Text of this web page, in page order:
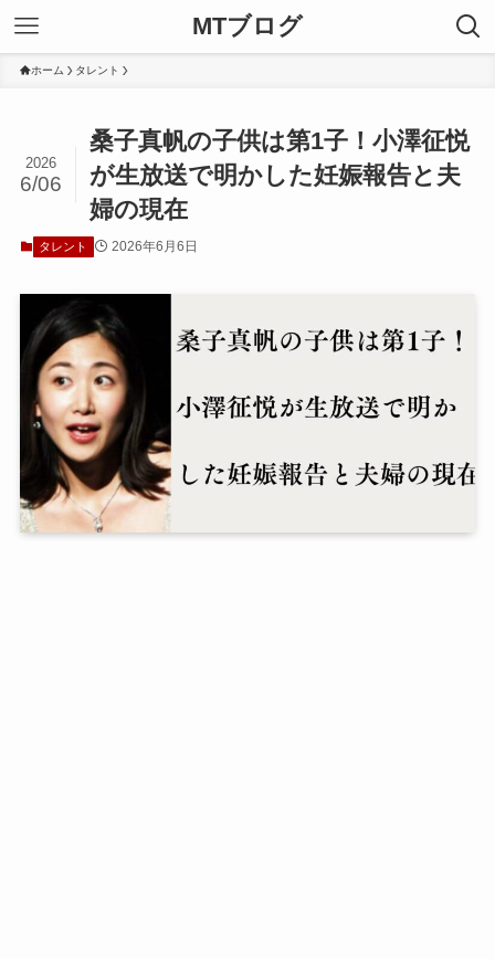
MTブログ
ホーム タレント
桑子真帆の子供は第1子！小澤征悦
が生放送で明かした妊娠報告と夫
婦の現在
2026
6/06
タレント 2026年6月6日